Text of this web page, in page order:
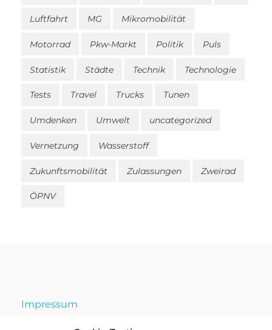
Luftfahrt MG Mikromobilität
Motorrad Pkw-Markt Politik Puls
Statistik Städte Technik Technologie
Tests Travel Trucks Tunen
Umdenken Umwelt uncategorized
Vernetzung Wasserstoff
Zukunftsmobilität Zulassungen Zweirad
ÖPNV
Impressum